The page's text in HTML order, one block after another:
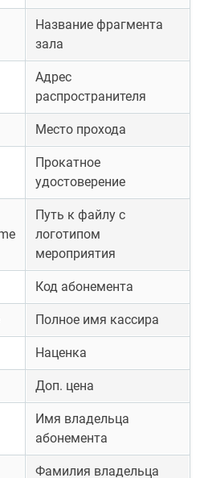
Название фрагмента
зала
Адрес
распространителя
Место прохода
Прокатное
удостоверение
Путь к файлу с
логотипом
мероприятия
Код абонемента
Полное имя кассира
Наценка
Доп. цена
Имя владельца
абонемента
Фамилия владельца